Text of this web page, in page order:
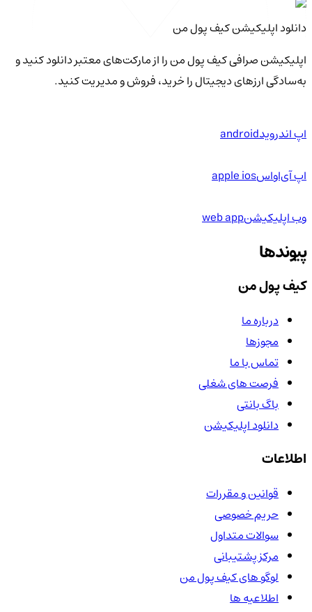
دانلود اپلیکیشن کیف‌ پول من
اپلیکیشن صرافی کیف پول من را از مارکت‌های معتبر دانلود کنید و
به‌سادگی ارزهای دیجیتال را خرید، فروش و مدیریت کنید.
اپ اندرویدandroid
اپ آی‌او‌اسapple ios
وب اپلیکیشنweb app
پیوندها
کیف پول من
درباره ما
مجوزها
تماس با ما
فرصت های شغلی
باگ بانتی
دانلود اپلیکیشن
اطلاعات
قوانین و مقررات
حریم خصوصی
سوالات متداول
مرکز پشتیبانی
لوگو های کیف پول من
اطلاعیه ها